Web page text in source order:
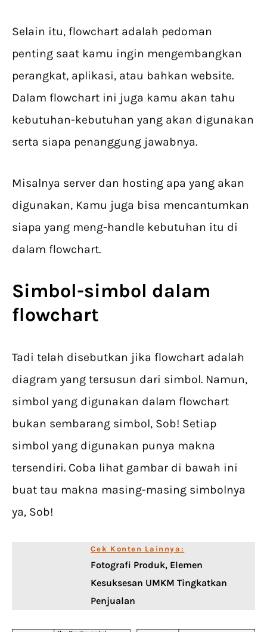
Selain itu, flowchart adalah pedoman
penting saat kamu ingin mengembangkan
perangkat, aplikasi, atau bahkan website.
Dalam flowchart ini juga kamu akan tahu
kebutuhan-kebutuhan yang akan digunakan
serta siapa penanggung jawabnya.
Misalnya server dan hosting apa yang akan
digunakan, Kamu juga bisa mencantumkan
siapa yang meng-handle kebutuhan itu di
dalam flowchart.
Simbol-simbol dalam
flowchart
Tadi telah disebutkan jika flowchart adalah
diagram yang tersusun dari simbol. Namun,
simbol yang digunakan dalam flowchart
bukan sembarang simbol, Sob! Setiap
simbol yang digunakan punya makna
tersendiri. Coba lihat gambar di bawah ini
buat tau makna masing-masing simbolnya
ya, Sob!
Cek Konten Lainnya:
Fotografi Produk, Elemen
Kesuksesan UMKM Tingkatkan
Penjualan